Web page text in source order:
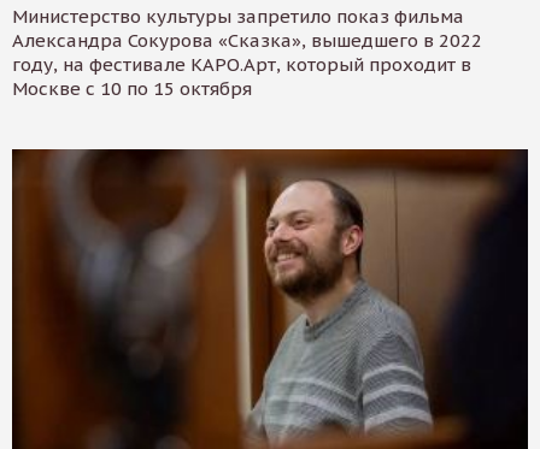
Министерство культуры запретило показ фильма
Александра Сокурова «Сказка», вышедшего в 2022
году, на фестивале КАРО.Арт, который проходит в
Москве с 10 по 15 октября